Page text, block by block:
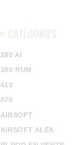
280 AI
300 RUM
410
870
AIRSOFT
AIRSOFT ALEX